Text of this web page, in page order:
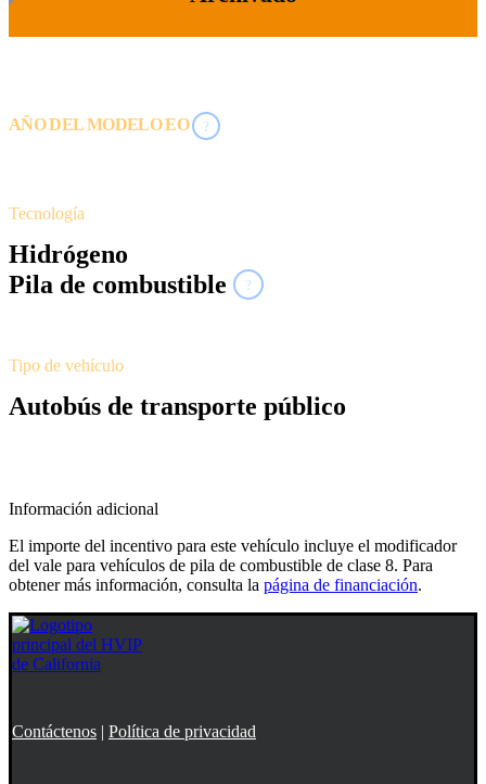
AÑO DEL MODELO EO ?
Tecnología
Hidrógeno
Pila de combustible
?
Tipo de vehículo
Autobús de transporte público
Información adicional
El importe del incentivo para este vehículo incluye el modificador
del vale para vehículos de pila de combustible de clase 8. Para
obtener más información, consulta la página de financiación.
Contáctenos | Política de privacidad